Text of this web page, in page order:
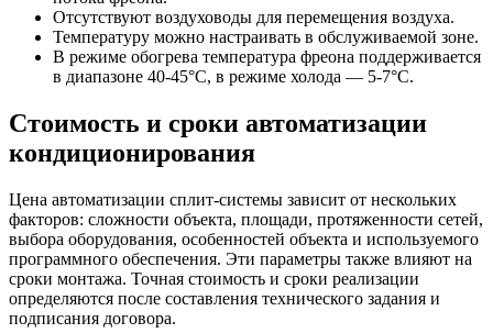
Отсутствуют воздуховоды для перемещения воздуха.
Температуру можно настраивать в обслуживаемой зоне.
В режиме обогрева температура фреона поддерживается
в диапазоне 40-45°C, в режиме холода — 5-7°C.
Стоимость и сроки автоматизации
кондиционирования
Цена автоматизации сплит-системы зависит от нескольких
факторов: сложности объекта, площади, протяженности сетей,
выбора оборудования, особенностей объекта и используемого
программного обеспечения. Эти параметры также влияют на
сроки монтажа. Точная стоимость и сроки реализации
определяются после составления технического задания и
подписания договора.